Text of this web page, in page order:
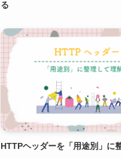
る
HTTPヘッダーを「用途別」に